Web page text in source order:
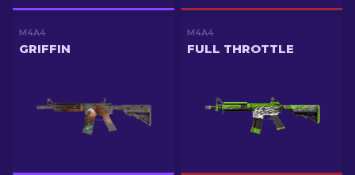
M4A4
GRIFFIN
M4A4
FULL THROTTLE